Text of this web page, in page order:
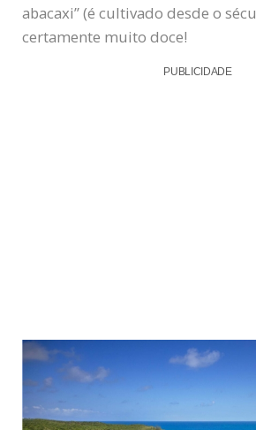
abacaxi” (é cultivado desde o
certamente muito doce!
PUBLICIDADE